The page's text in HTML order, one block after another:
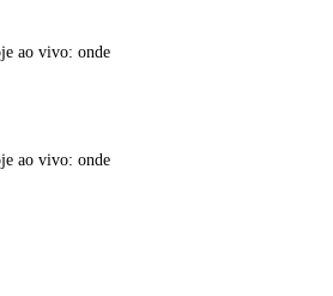
ao vivo: onde
ao vivo: onde